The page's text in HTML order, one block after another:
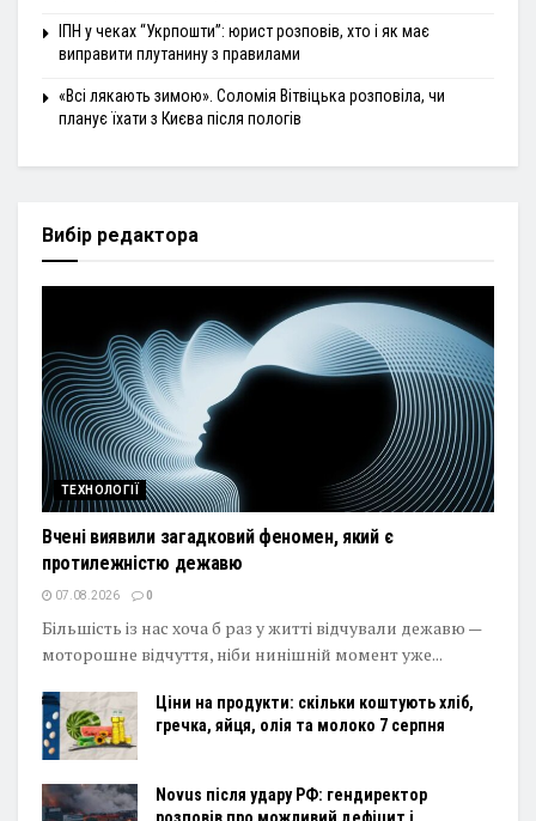
ІПН у чеках “Укрпошти”: юрист розповів, хто і як має
виправити плутанину з правилами
«Всі лякають зимою». Соломія Вітвіцька розповіла, чи
планує їхати з Києва після пологів
Вибір редактора
ТЕХНОЛОГІЇ
Вчені виявили загадковий феномен, який є
протилежністю дежавю
07.08.2026 0
Більшість із нас хоча б раз у житті відчували дежавю —
моторошне відчуття, ніби нинішній момент уже...
Ціни на продукти: скільки коштують хліб,
гречка, яйця, олія та молоко 7 серпня
Novus після удару РФ: гендиректор